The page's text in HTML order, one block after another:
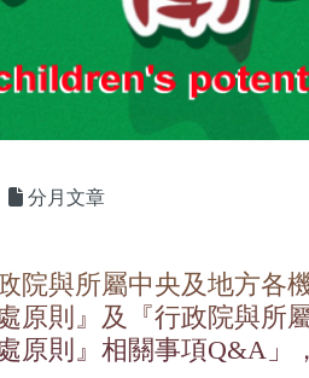
分月文章
院與所屬中央及地方各
原則』及『行政院與所
原則』相關事項Q&A」